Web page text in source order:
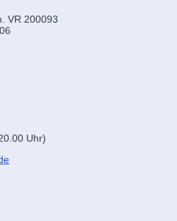
VR 200093
Uhr)